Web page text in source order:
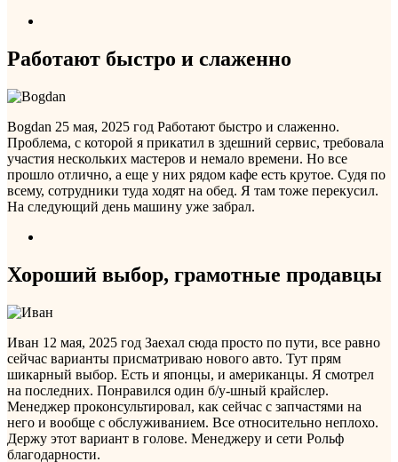
Работают быстро и слаженно
Bogdan 25 мая, 2025 год Работают быстро и слаженно.
Проблема, с которой я прикатил в здешний сервис, требовала
участия нескольких мастеров и немало времени. Но все
прошло отлично, а еще у них рядом кафе есть крутое. Судя по
всему, сотрудники туда ходят на обед. Я там тоже перекусил.
На следующий день машину уже забрал.
Хороший выбор, грамотные продавцы
Иван 12 мая, 2025 год Заехал сюда просто по пути, все равно
сейчас варианты присматриваю нового авто. Тут прям
шикарный выбор. Есть и японцы, и американцы. Я смотрел
на последних. Понравился один б/у-шный крайслер.
Менеджер проконсультировал, как сейчас с запчастями на
него и вообще с обслуживанием. Все относительно неплохо.
Держу этот вариант в голове. Менеджеру и сети Рольф
благодарности.